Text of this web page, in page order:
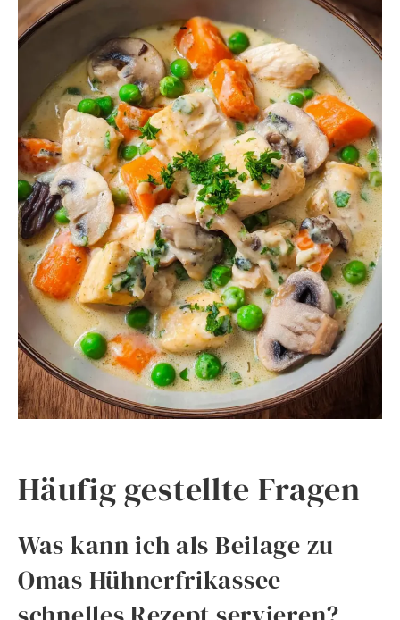
Häufig gestellte Fragen
Was kann ich als Beilage zu
Omas Hühnerfrikassee –